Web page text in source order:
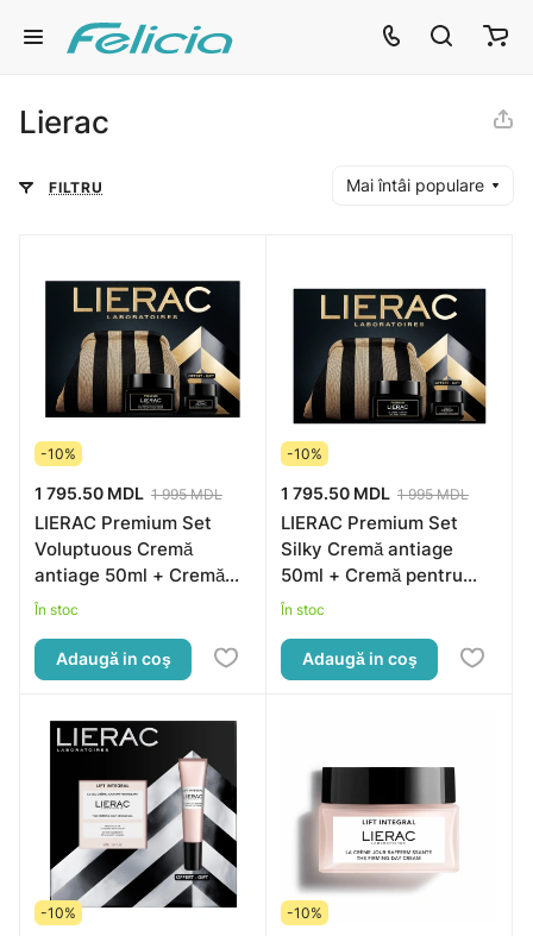
Lierac
FILTRU Mai întâi populare
-10%
1 795.50 MDL 1 995 MDL
LIERAC Premium Set
Voluptuous Cremă
antiage 50ml + Cremă
pentru zona ochilor 20ml
În stoc
Adaugă in coş
-10%
1 795.50 MDL 1 995 MDL
LIERAC Premium Set
Silky Cremă antiage
50ml + Cremă pentru
zona ochilor 20ml
În stoc
Adaugă in coş
-10% -10%